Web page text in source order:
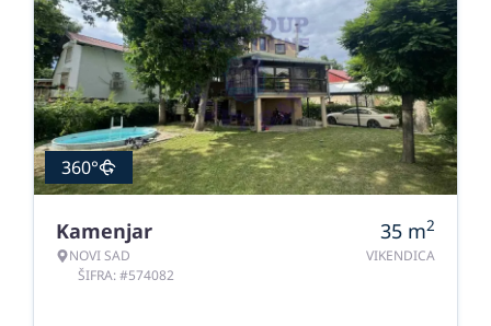
360°
Kamenjar
NOVI SAD
ŠIFRA: #574082
35 m2
VIKENDICA